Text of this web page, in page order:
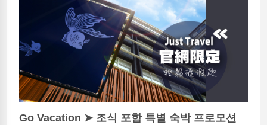
Go Vacation ➤ 조식 포함 특별 숙박 프로모션